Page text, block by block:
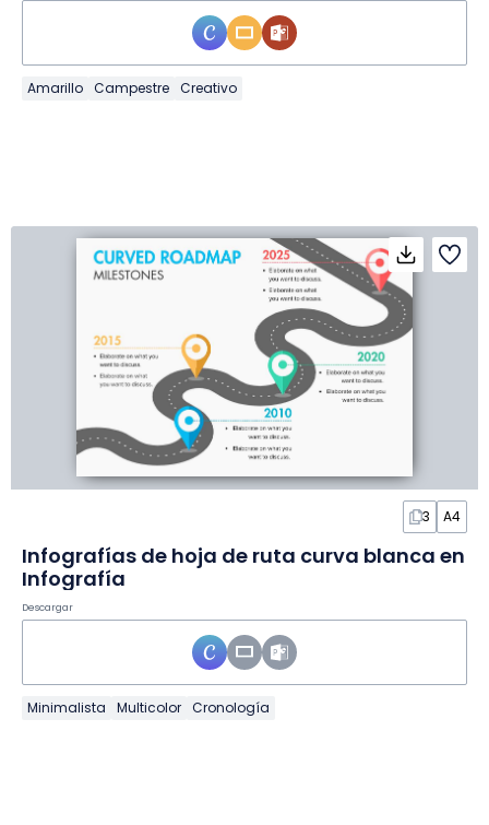
Amarillo Campestre Creativo
3 A4
Infografías de hoja de ruta curva blanca en
Infografía
Descargar
Minimalista Multicolor Cronología